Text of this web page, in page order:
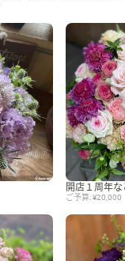
開店１周年
ご予算: ¥20,000